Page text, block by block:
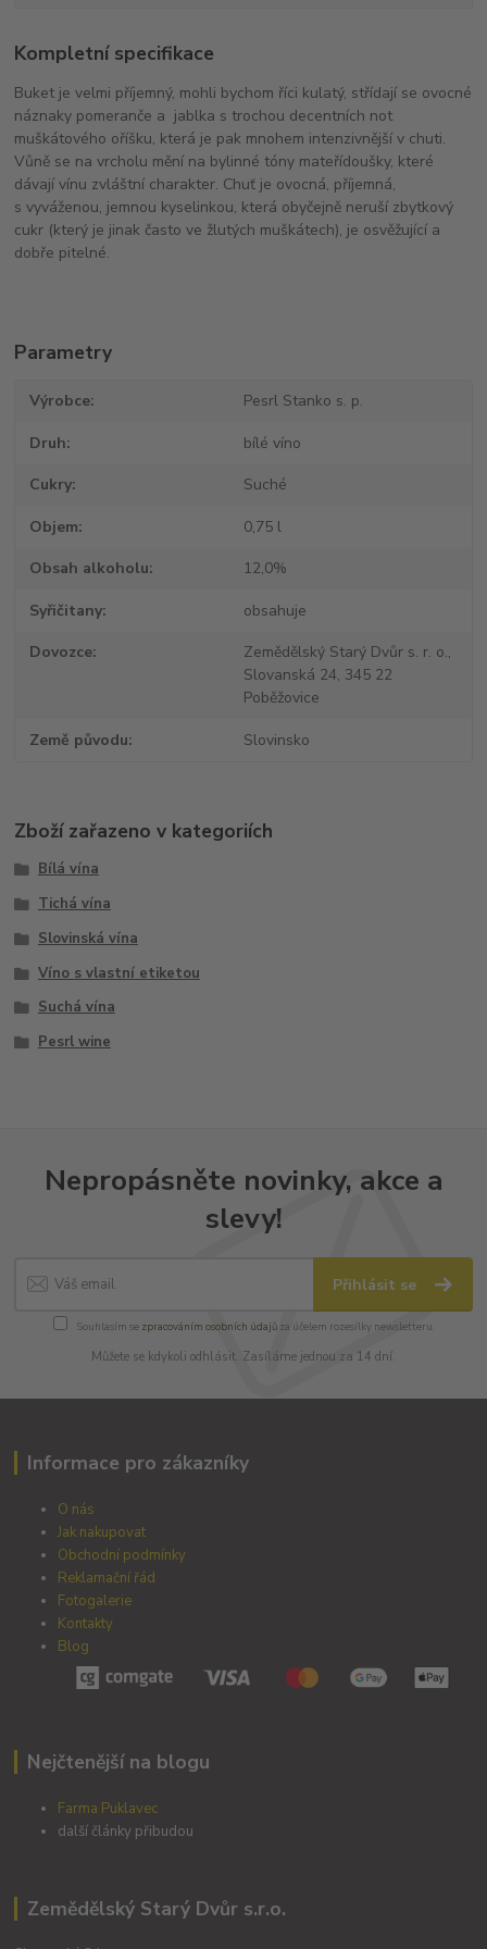
Kompletní specifikace
Buket je velmi příjemný, mohli bychom říci kulatý, střídají se ovocné
náznaky pomeranče a jablka s trochou decentních not
muškátového oříšku, která je pak mnohem intenzivnější v chuti.
Vůně se na vrcholu mění na bylinné tóny mateřídoušky, které
dávají vínu zvláštní charakter. Chuť je ovocná, příjemná,
s vyváženou, jemnou kyselinkou, která obyčejně neruší zbytkový
cukr (který je jinak často ve žlutých muškátech), je osvěžující a
dobře pitelné.
Parametry
Výrobce Pesrl Stanko s. p.
Druh bílé víno
Cukry Suché
Objem 0,75 l
Obsah alkoholu 12,0%
Syřičitany obsahuje
Dovozce
Zemědělský Starý Dvůr s. r. o.,
Slovanská 24, 345 22
Poběžovice
Země původu Slovinsko
Zboží zařazeno v kategoriích
Bílá vína
Tichá vína
Slovinská vína
Víno s vlastní etiketou
Suchá vína
Pesrl wine
Nepropásněte novinky, akce a
slevy!
Přihlásit se
Souhlasím se zpracováním osobních údajůza účelem rozesílky newsletteru.
Můžete se kdykoli odhlásit. Zasíláme jednou za 14 dní.
Informace pro zákazníky
O nás
Jak nakupovat
Obchodní podmínky
Reklamační řád
Fotogalerie
Kontakty
Blog
Nejčtenější na blogu
Farma Puklavec
další články přibudou
Zemědělský Starý Dvůr s.r.o.